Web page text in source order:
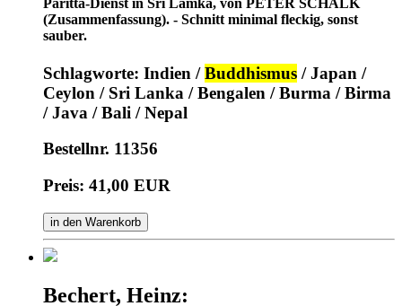
Paritta-Dienst in Sri Lamkâ, von PETER SCHALK
(Zusammenfassung). - Schnitt minimal fleckig, sonst
sauber.
Schlagworte: Indien /Buddhismus / Japan /
Ceylon / Sri Lanka / Bengalen / Burma / Birma
/ Java / Bali / Nepal
Bestellnr. 11356
Preis: 41,00 EUR
in den Warenkorb
Bechert, Heinz: